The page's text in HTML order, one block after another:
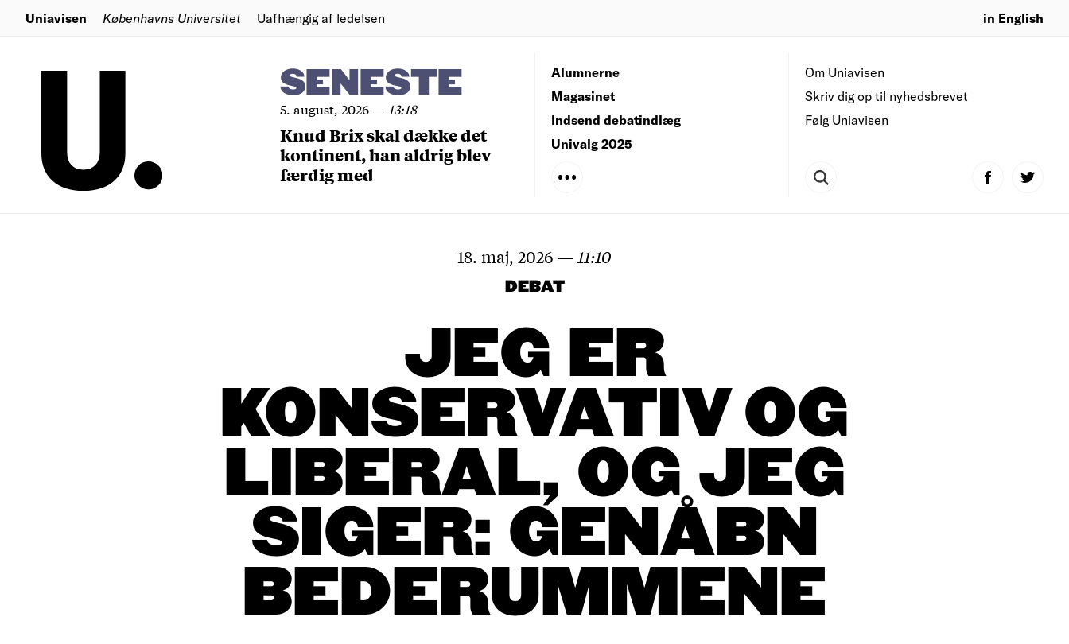
Uniavisen Københavns Universitet Uafhængig af ledelsen in English
SENESTE
5. august, 2026— 13:18
Knud Brix skal dække det
kontinent, han aldrig blev
færdig med
Om Uniavisen
Skriv dig op til nyhedsbrevet
Følg Uniavisen
Alumnerne
Magasinet
Indsend debatindlæg
Univalg 2025
18. maj, 2026 — 11:10
DEBAT
JEG ER
KONSERVATIV OG
LIBERAL, OG JEG
SIGER: GENÅBN
BEDERUMMENE